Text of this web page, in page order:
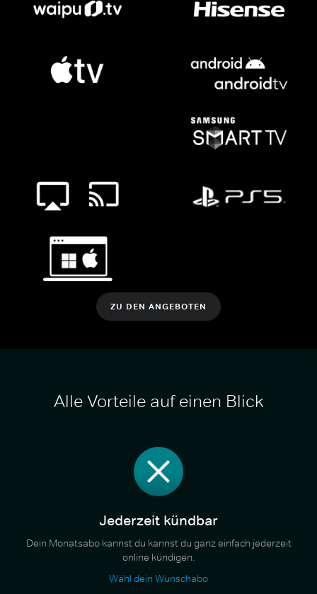
ZU DEN ANGEBOTEN
Alle Vorteile auf einen Blick
Jederzeit kündbar
Dein Monatsabo kannst du kannst du ganz einfach jederzeit
online kündigen.
Wähl dein Wunschabo